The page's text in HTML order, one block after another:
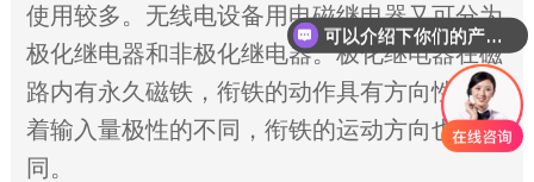
使用较多。无线电设备用电磁继电器又可分为
极化继电器和非极化继电器。极化继电器在磁
路内有永久磁铁，衔铁的动作具有方向性，随
着输入量极性的不同，衔铁的运动方向也不
同。
可以介绍下你们的产品么？